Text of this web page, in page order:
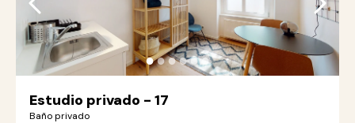
●●●●●●
Estudio privado - 17
Baño privado